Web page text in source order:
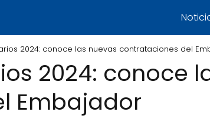
2024: conoce las nuevas contrataciones del
2024: conoce
Embajador